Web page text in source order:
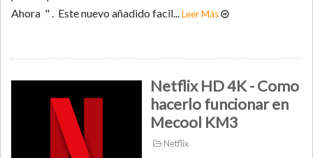
Ahora " . Este nuevo añadido facil...Leer Más
Netflix HD 4K - Como
hacerlo funcionar en
Mecool KM3
Netflix